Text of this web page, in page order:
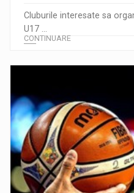
Cluburile interesate sa
U17 ...
CONTINUARE